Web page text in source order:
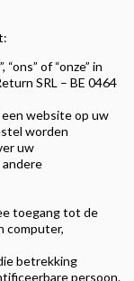
“ons” of “onze” in
SRL – BE 0464
website op uw
worden
uw
toegang tot de
computer,
betrekking
persoon.